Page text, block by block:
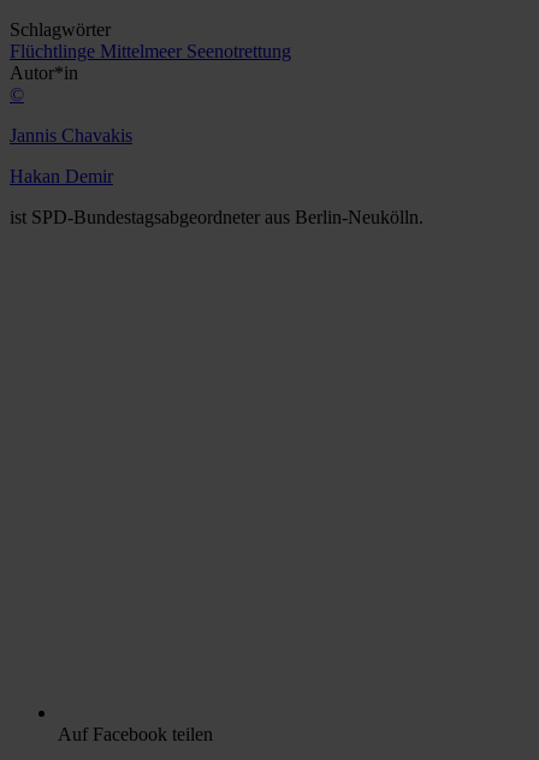
Schlagwörter
Flüchtlinge Mittelmeer Seenotrettung
Autor*in
©
Jannis Chavakis
Hakan Demir
ist SPD-Bundestagsabgeordneter aus Berlin-Neukölln.
Auf Facebook teilen